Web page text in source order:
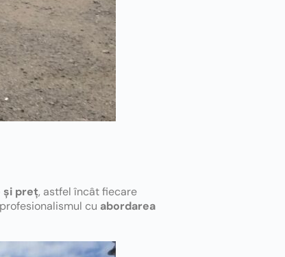
preț, astfel încât fiecare
cu abordarea